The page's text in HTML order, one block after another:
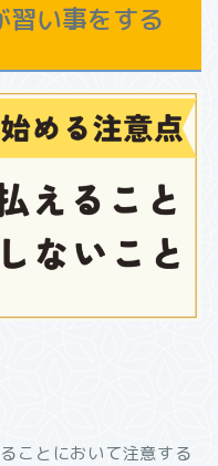
い事をする
ことにおいて注意する